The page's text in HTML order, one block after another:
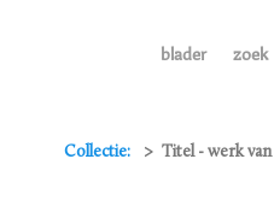
blader zoek
Collectie: Titel - werk